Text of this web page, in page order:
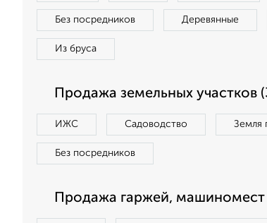
Без посредников Деревянные
Из бруса
Продажа земельных участков
ИЖС Садоводство Земля
Без посредников
Продажа гаржей, машиномест